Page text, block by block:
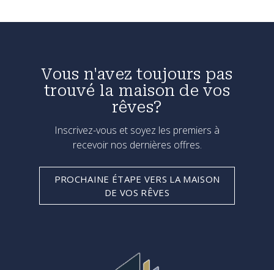
Vous n'avez toujours pas
trouvé la maison de vos
rêves?
Inscrivez-vous et soyez les premiers à
recevoir nos dernières offres.
PROCHAINE ÉTAPE VERS LA MAISON
DE VOS RÊVES